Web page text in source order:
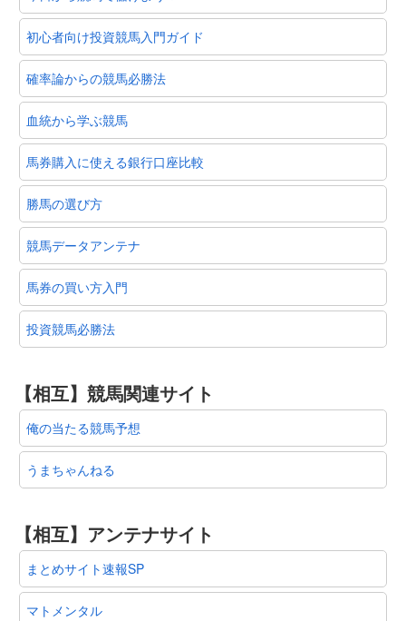
初心者向け投資競馬入門ガイド
確率論からの競馬必勝法
血統から学ぶ競馬
馬券購入に使える銀行口座比較
勝馬の選び方
競馬データアンテナ
馬券の買い方入門
投資競馬必勝法
【相互】競馬関連サイト
俺の当たる競馬予想
うまちゃんねる
【相互】アンテナサイト
まとめサイト速報SP
マトメンタル